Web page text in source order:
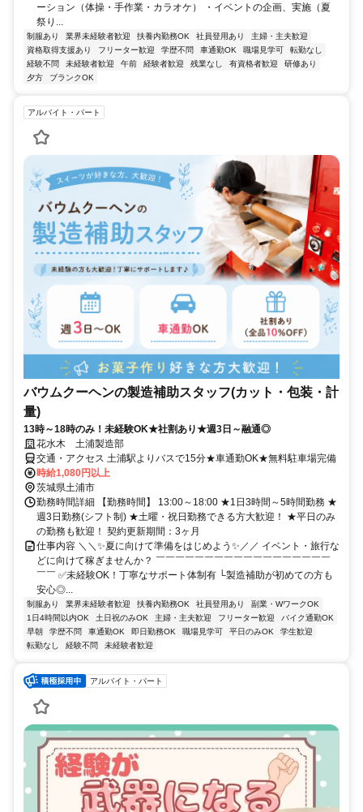
ーション（体操・手作業・カラオケ） ・イベントの企画、実施（夏
祭り...
制服あり 業界未経験者歓迎 扶養内勤務OK 社員登用あり
主婦・主夫歓迎
資格取得支援あり
フリーター歓迎 学歴不問 車通勤OK 職場見学可
転勤なし
経験不問
未経験者歓迎 午前 経験者歓迎 残業なし 有資格者歓迎
研修あり
夕方
ブランクOK
アルバイト・パート
バウムクーヘンの製造補助スタッフ(カット・包装・計
量)
13時～18時のみ！未経験OK★社割あり★週3日～融通◎
花水木 土浦製造部
交通・アクセス 土浦駅よりバスで15分★車通勤OK★無料駐車場完備
時給1,080円以上
茨城県土浦市
勤務時間詳細 【勤務時間】 13:00～18:00 ★1日3時間～5時間勤務 ★
週3日勤務(シフト制) ★土曜・祝日勤務できる方大歓迎！ ★平日のみ
の勤務も歓迎！ 契約更新期間：3ヶ月
仕事内容 ＼＼✨夏に向けて準備をはじめよう✨／／ イベント・旅行な
どに向けて稼ぎませんか？ ￣￣￣￣￣￣￣￣￣￣￣￣￣￣￣￣￣￣
￣￣ ✅未経験OK！丁寧なサポート体制有 └製造補助が初めての方も
安心◎...
制服あり 業界未経験者歓迎 扶養内勤務OK 社員登用あり
副業・WワークOK
1日4時間以内OK
土日祝のみOK 主婦・主夫歓迎 フリーター歓迎
バイク通勤OK
早朝
学歴不問 車通勤OK 即日勤務OK 職場見学可 平日のみOK
学生歓迎
転勤なし
経験不問 未経験者歓迎
アルバイト・パート